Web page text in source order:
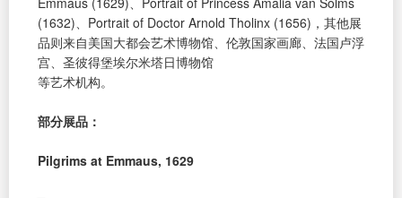
(1632)、Portrait of Doctor Arnold Tholinx (1656)，其他展
品则来自美国大都会艺术博物馆、伦敦国家画廊、法国卢浮
宫、圣彼得堡埃尔米塔日博物馆
等艺术机构。
部分展品：
Pilgrims at Emmaus, 1629